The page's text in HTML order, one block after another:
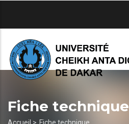
principal
Fiche technique